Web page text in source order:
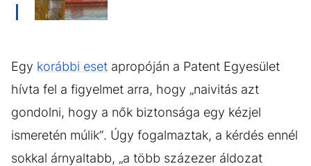
Egy korábbi eset apropóján a Patent Egyesület
hívta fel a figyelmet arra, hogy „naivitás azt
gondolni, hogy a nők biztonsága egy kézjel
ismeretén múlik”. Úgy fogalmaztak, a kérdés ennél
sokkal árnyaltabb, „a több százezer áldozat